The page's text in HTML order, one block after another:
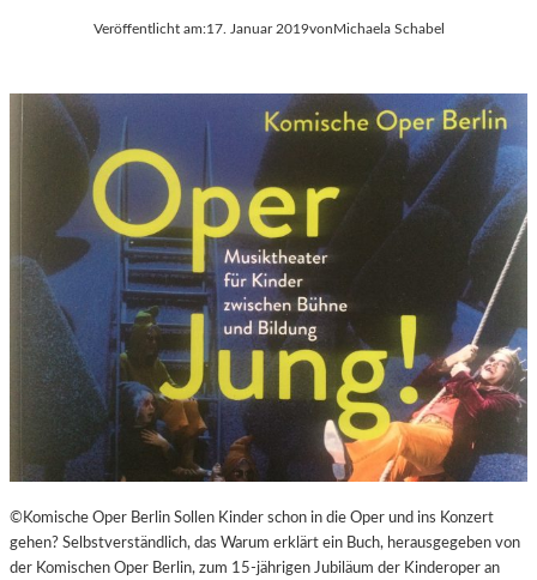
Veröffentlicht am:17. Januar 2019vonMichaela Schabel
©Komische Oper Berlin Sollen Kinder schon in die Oper und ins Konzert
gehen? Selbstverständlich, das Warum erklärt ein Buch, herausgegeben von
der Komischen Oper Berlin, zum 15-jährigen Jubiläum der Kinderoper an